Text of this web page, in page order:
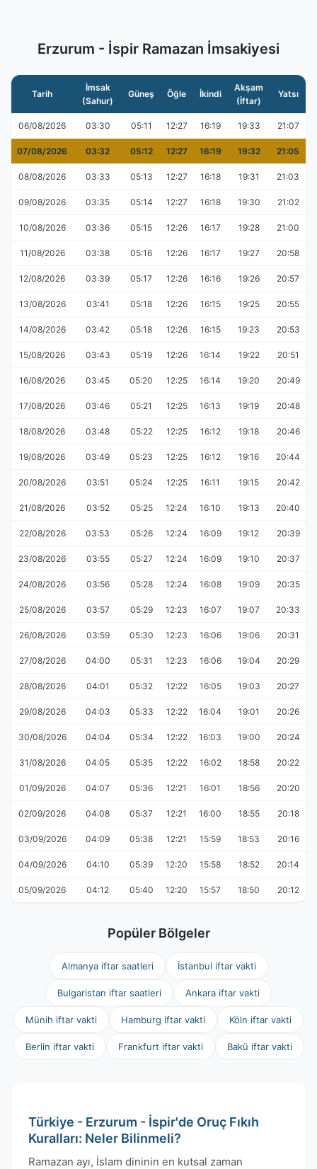
Erzurum - İspir Ramazan İmsakiyesi
Tarih
İmsak
(Sahur)
Güneş Öğle İkindi
Akşam
(İftar)
Yatsı
06/08/2026 03:30 05:11 12:27 16:19 19:33 21:07
07/08/2026 03:32 05:12 12:27 16:19 19:32 21:05
08/08/2026 03:33 05:13 12:27 16:18 19:31 21:03
09/08/2026 03:35 05:14 12:27 16:18 19:30 21:02
10/08/2026 03:36 05:15 12:26 16:17 19:28 21:00
11/08/2026 03:38 05:16 12:26 16:17 19:27 20:58
12/08/2026 03:39 05:17 12:26 16:16 19:26 20:57
13/08/2026 03:41 05:18 12:26 16:15 19:25 20:55
14/08/2026 03:42 05:18 12:26 16:15 19:23 20:53
15/08/2026 03:43 05:19 12:26 16:14 19:22 20:51
16/08/2026 03:45 05:20 12:25 16:14 19:20 20:49
17/08/2026 03:46 05:21 12:25 16:13 19:19 20:48
18/08/2026 03:48 05:22 12:25 16:12 19:18 20:46
19/08/2026 03:49 05:23 12:25 16:12 19:16 20:44
20/08/2026 03:51 05:24 12:25 16:11 19:15 20:42
21/08/2026 03:52 05:25 12:24 16:10 19:13 20:40
22/08/2026 03:53 05:26 12:24 16:09 19:12 20:39
23/08/2026 03:55 05:27 12:24 16:09 19:10 20:37
24/08/2026 03:56 05:28 12:24 16:08 19:09 20:35
25/08/2026 03:57 05:29 12:23 16:07 19:07 20:33
26/08/2026 03:59 05:30 12:23 16:06 19:06 20:31
27/08/2026 04:00 05:31 12:23 16:06 19:04 20:29
28/08/2026 04:01 05:32 12:22 16:05 19:03 20:27
29/08/2026 04:03 05:33 12:22 16:04 19:01 20:26
30/08/2026 04:04 05:34 12:22 16:03 19:00 20:24
31/08/2026 04:05 05:35 12:22 16:02 18:58 20:22
01/09/2026 04:07 05:36 12:21 16:01 18:56 20:20
02/09/2026 04:08 05:37 12:21 16:00 18:55 20:18
03/09/2026 04:09 05:38 12:21 15:59 18:53 20:16
04/09/2026 04:10 05:39 12:20 15:58 18:52 20:14
05/09/2026 04:12 05:40 12:20 15:57 18:50 20:12
Popüler Bölgeler
Almanya iftar saatleri İstanbul iftar vakti
Bulgaristan iftar saatleri Ankara iftar vakti
Münih iftar vakti Hamburg iftar vakti Köln iftar vakti
Berlin iftar vakti Frankfurt iftar vakti Bakü iftar vakti
Türkiye - Erzurum - İspir'de Oruç Fıkıh
Kuralları: Neler Bilinmeli?
Ramazan ayı, İslam dininin en kutsal zaman